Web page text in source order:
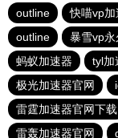
outline
快喵vp加
outline
暴雪vp
蚂蚁加速器
tyl加
极光加速器官网
雷霆加速器官网下载
雷轰加速器官网